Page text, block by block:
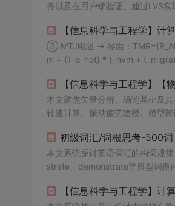
务以及在用户端验证。通过LVS实
③ MTJ电阻 → 界面：
m + (1-p_hot) * t_nvm +
本文聚焦矢量分析、场论基础及
转速计算、振动疲劳建模、模型
初级词汇/词根思考-500词
本文系统探讨英语词汇的构词规
strate、demonstrate等典型词例
【信息科学与工程学】